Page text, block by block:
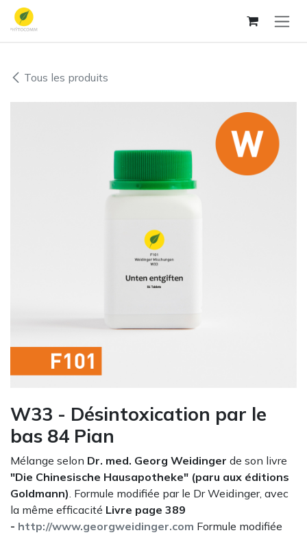
Se rendre au contenu
Tous les produits
W33 - Désintoxication par le
bas 84 Pian
Mélange selon Dr. med. Georg Weidinger de son livre
"Die Chinesische Hausapotheke" (paru aux éditions
Goldmann). Formule modifiée par le Dr Weidinger, avec
la même efficacité Livre page 389
- http://www.georgweidinger.com Formule modifiée